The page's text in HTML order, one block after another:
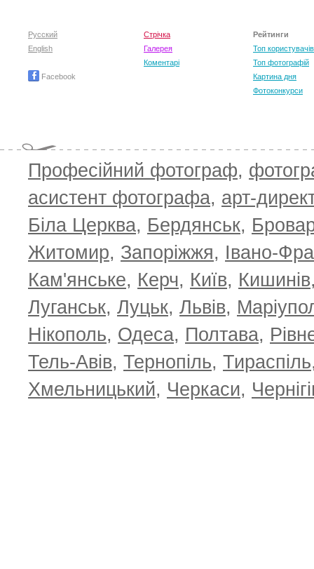
Русский
English
Facebook
Стрічка
Галерея
Коментарі
Рейтинги
Топ користувачів
Топ фотографій
Картина дня
Фотоконкурси
Професійний фотограф,
асистент фотографа, арт-
Біла Церква, Бердянськ,
Житомир, Запоріжжя, Івано-
Кам'янське, Керч, Київ, Кишинів
Луганськ, Луцьк, Львів,
Нікополь, Одеса, Полтава,
Тель-Авів, Тернопіль, Тираспіль
Хмельницький, Черкаси,